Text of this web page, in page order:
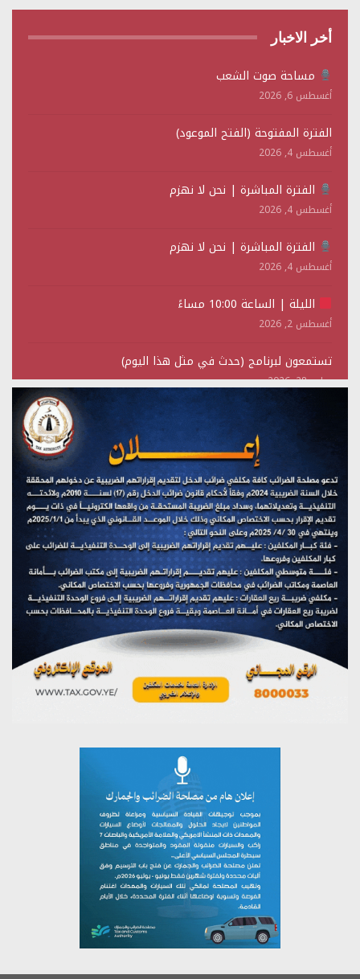
أخر الاخبار
مساحة صوت الشعب
أغسطس 6, 2026
الفترة المفتوحة (الفتح الموعود)
أغسطس 4, 2026
الفترة المباشرة | نحن لا نهزم
أغسطس 4, 2026
الفترة المباشرة | نحن لا نهزم
أغسطس 4, 2026
الليلة | الساعة 10:00 مساءً
أغسطس 2, 2026
تستمعون لبرنامج (حدث في مثل هذا اليوم)
يوليو 28, 2026
(نحن لا نهزم) بث مباشر
تستمعون لبرنامج (هندسة الوهم)
يوليو 28, 2026
مؤتمر صحفي لمركز عين الإنسانية حول جرائم تحالف العدوان
على اليمن
يوليو 27, 2026
تستمعون لبرنامج (مع السيد القائد)
يوليو 26, 2026